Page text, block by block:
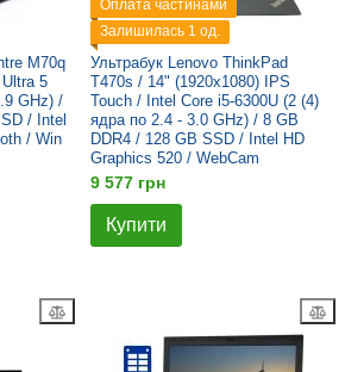
M70q
5
GHz) /
/ Intel
/ Win
Оплата частинами
Залишилась 1 од.
Ультрабук Lenovo ThinkPad
T470s / 14" (1920x1080) IPS
Touch / Intel Core i5-6300U (2 (4)
ядра по 2.4 - 3.0 GHz) / 8 GB
DDR4 / 128 GB SSD / Intel HD
Graphics 520 / WebCam
9 577 грн
Купити